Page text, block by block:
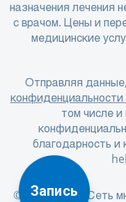
назначения лечения
с врачом. Цены и
медицинские
Отправляя
конфиденциальности
том числе
благодарность и
© 2001 - 2026 Сеть
Запись